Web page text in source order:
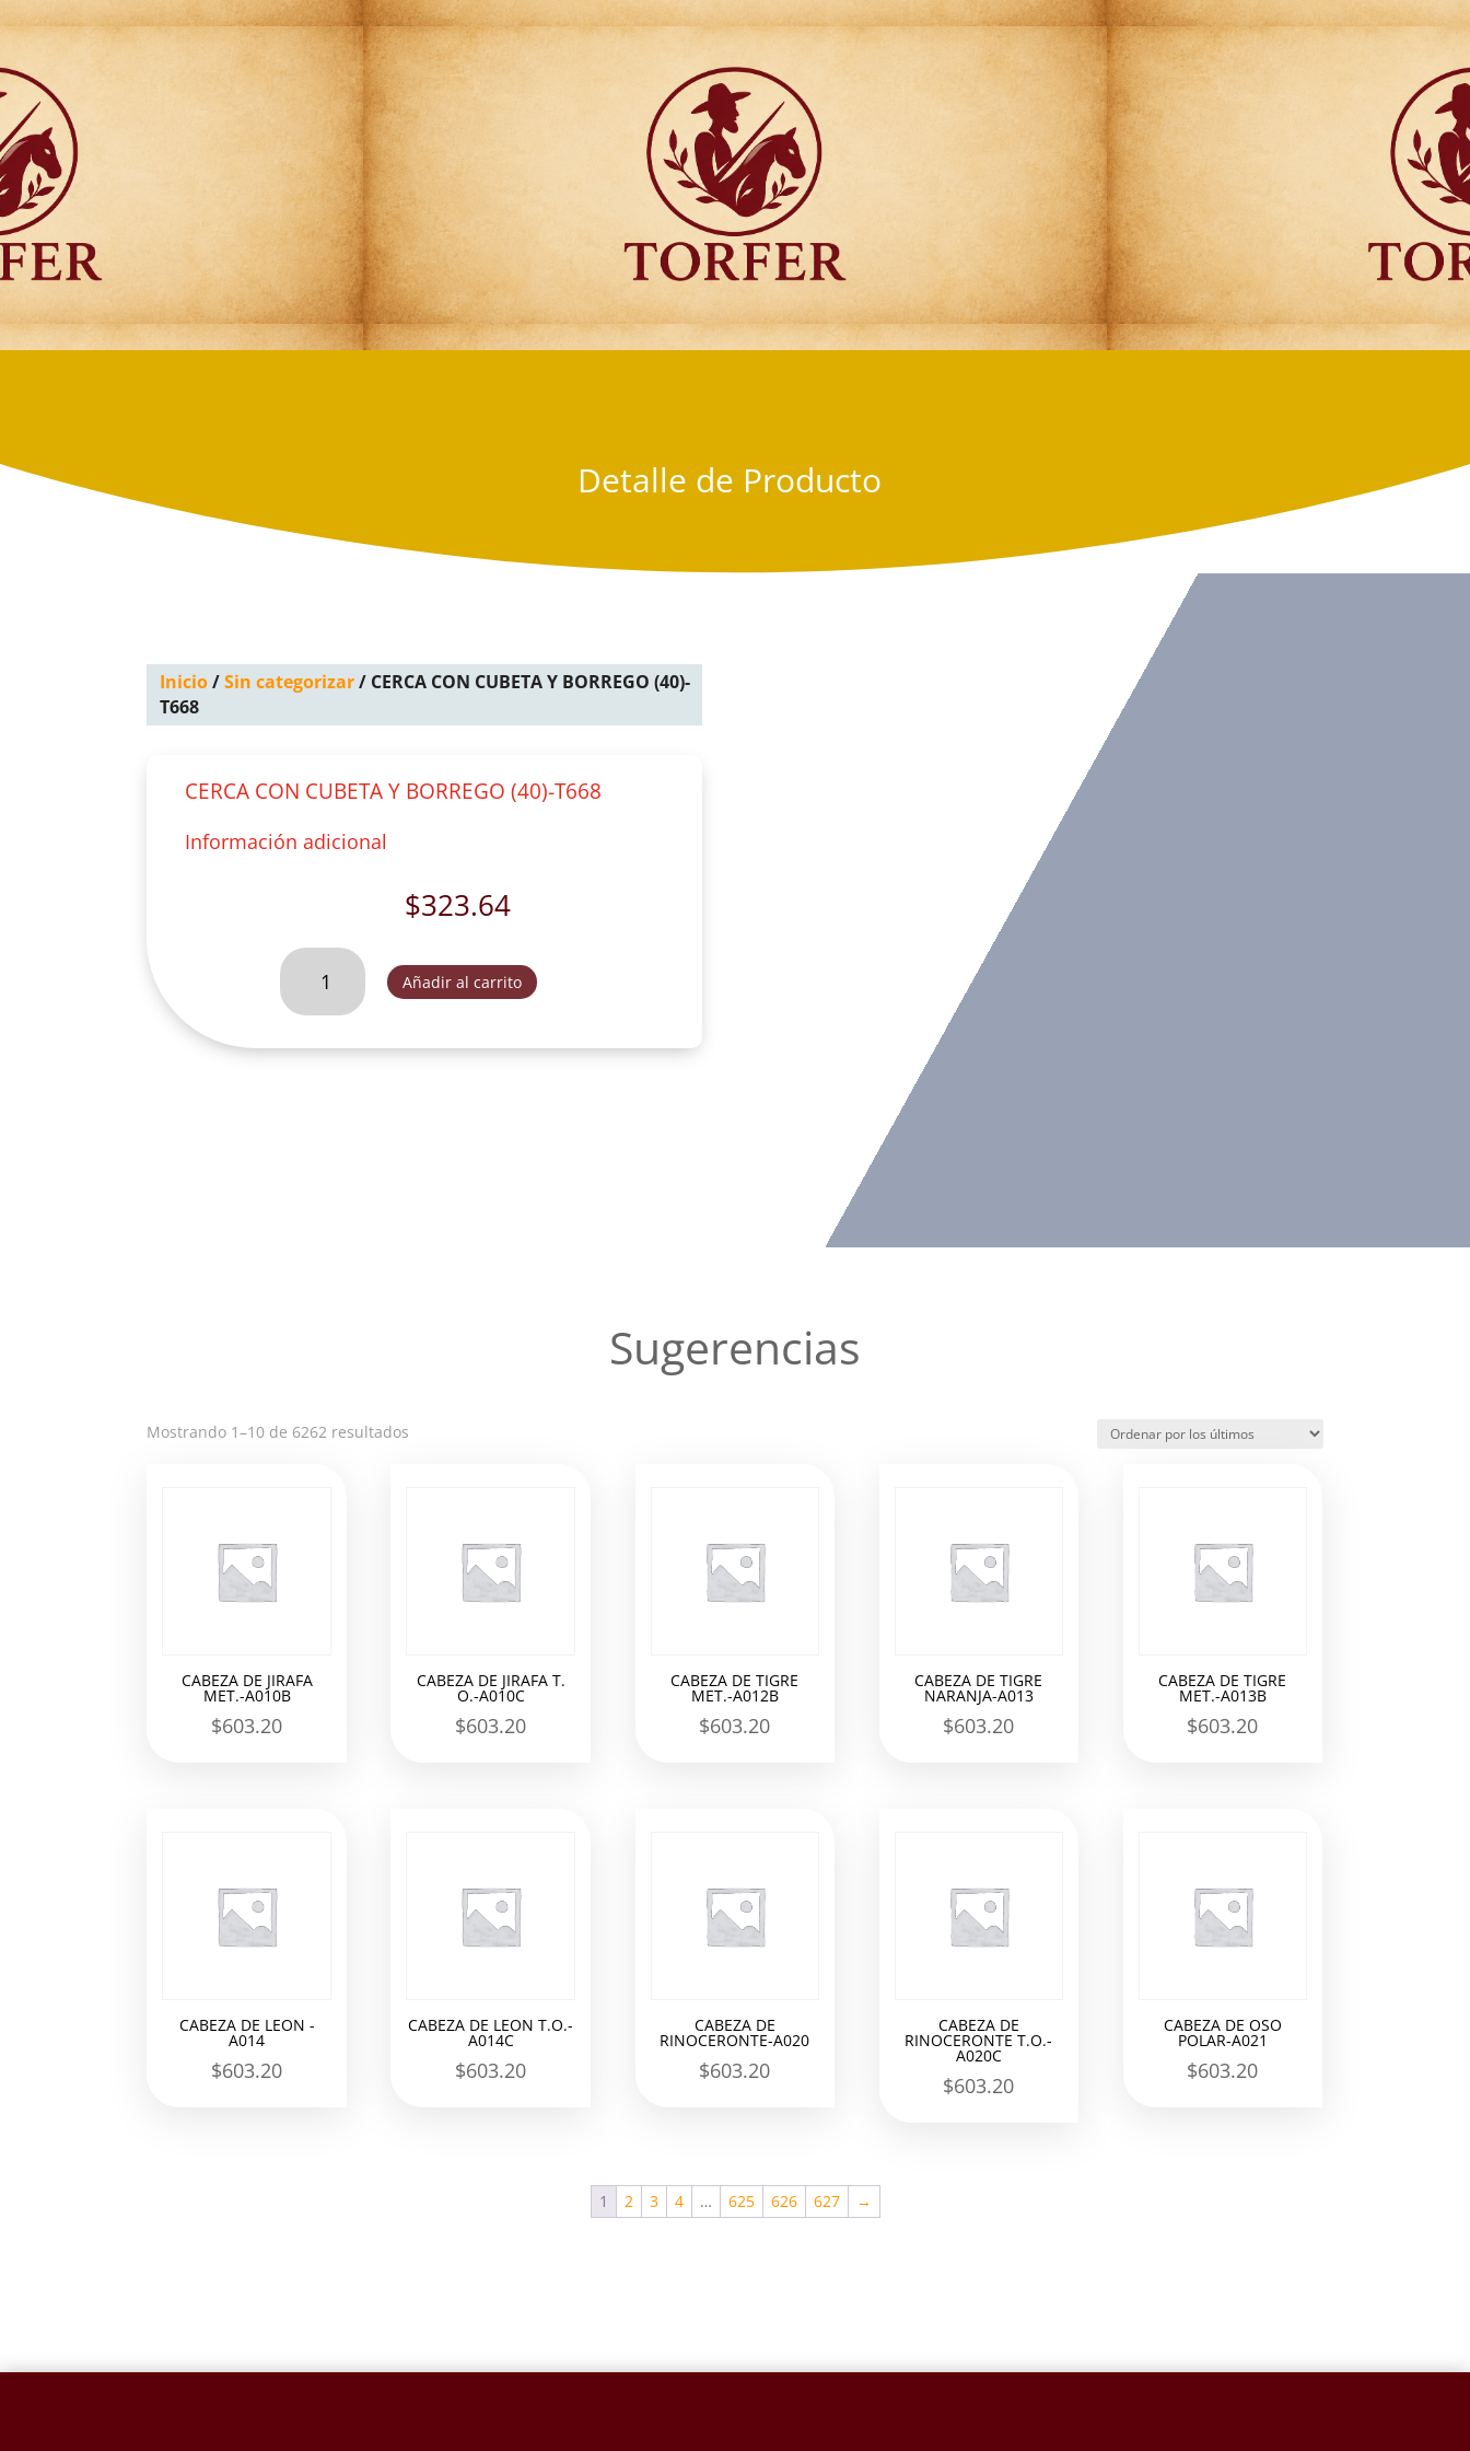
Articulos para Regalo Torfer.
Detalle de Producto
Inicio/Sin categorizar/ CERCA CON CUBETA Y BORREGO (40)-
T668
CERCA CON CUBETA Y BORREGO (40)-T668
Información adicional
$323.64
CERCA
CUBETA
Añadir al carrito
Sugerencias
Mostrando 1–10 de 6262 resultados
CABEZA DE JIRAFA
MET.-A010B
$603.20
CABEZA DE JIRAFA T.
O.-A010C
$603.20
CABEZA DE TIGRE
MET.-A012B
$603.20
CABEZA DE TIGRE
NARANJA-A013
$603.20
CABEZA DE TIGRE
MET.-A013B
$603.20
CABEZA DE LEON -
A014
$603.20
CABEZA DE LEON T.O.-
A014C
$603.20
CABEZA DE
RINOCERONTE-A020
$603.20
CABEZA DE
RINOCERONTE T.O.-
A020C
$603.20
CABEZA DE OSO
POLAR-A021
$603.20
1 2 3 4 … 625 626 627 →